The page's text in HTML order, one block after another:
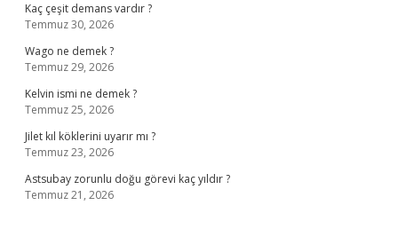
Kaç çeşit demans vardır ?
Temmuz 30, 2026
Wago ne demek ?
Temmuz 29, 2026
Kelvin ismi ne demek ?
Temmuz 25, 2026
Jilet kıl köklerini uyarır mı ?
Temmuz 23, 2026
Astsubay zorunlu doğu görevi kaç yıldır ?
Temmuz 21, 2026